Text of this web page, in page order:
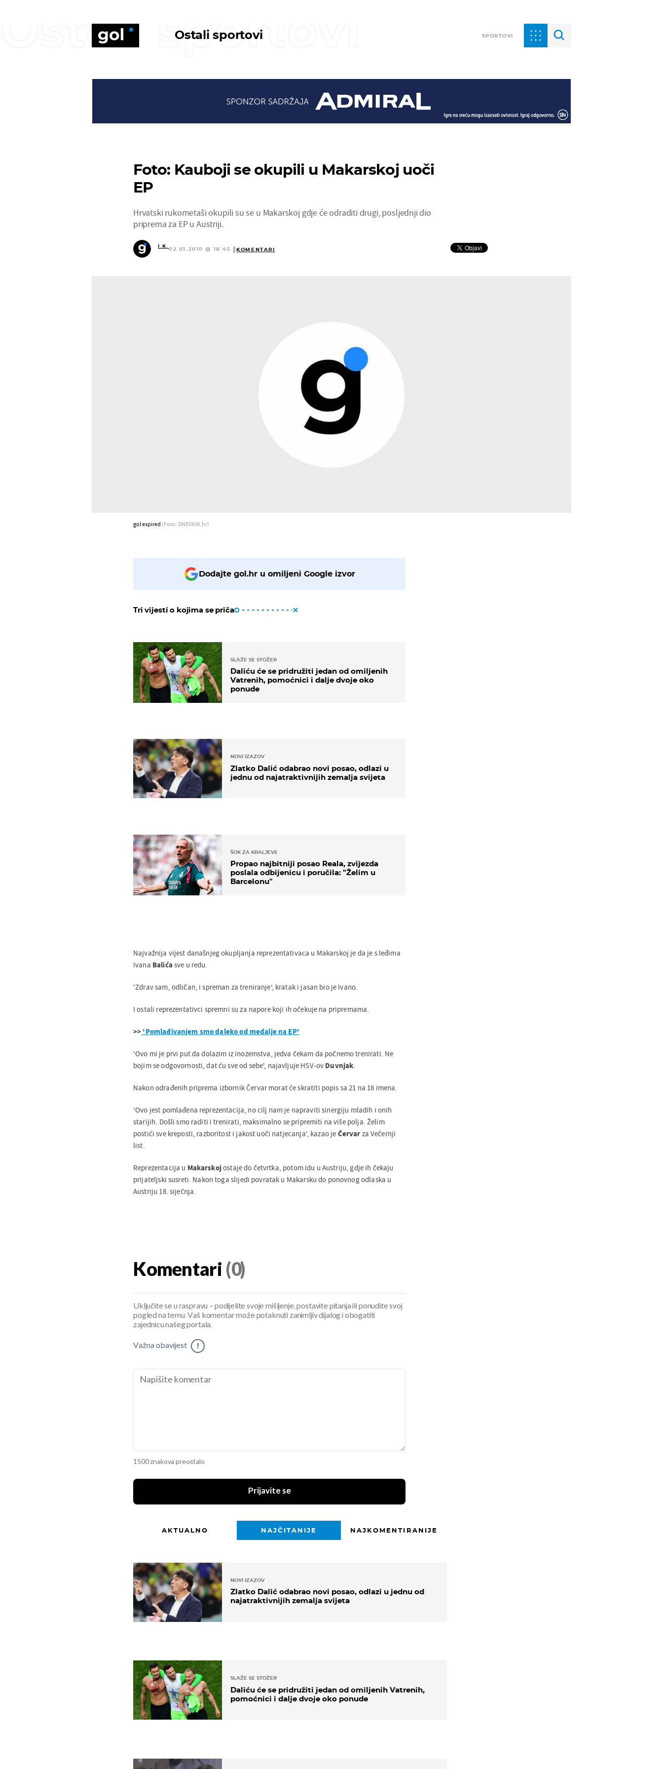
Ostali sportovi SPORTOVI
Ostali sportovi
Foto: Kauboji se okupili u Makarskoj uoči
EP
Hrvatski rukometaši okupili su se u Makarskoj gdje će odraditi drugi, posljednji dio
priprema za EP u Austriji.
I.K.
02.01.2010 @ 18:45 KOMENTARI
gol expired (Foto: DNEVNIK.hr)
Dodajte gol.hr u omiljeni Google izvor
Tri vijesti o kojima se priča
SLAŽE SE STOŽER
Daliću će se pridružiti jedan od omiljenih
Vatrenih, pomoćnici i dalje dvoje oko
ponude
NOVI IZAZOV
Zlatko Dalić odabrao novi posao, odlazi u
jednu od najatraktivnijih zemalja svijeta
ŠOK ZA KRALJEVE
Propao najbitniji posao Reala, zvijezda
poslala odbijenicu i poručila: "Želim u
Barcelonu"
Najvažnija vijest današnjeg okupljanja reprezentativaca u Makarskoj je da je s leđima
Ivana Balića sve u redu.
'Zdrav sam, odličan, i spreman za treniranje', kratak i jasan bio je Ivano.
I ostali reprezentativci spremni su za napore koji ih očekuje na pripremama.
>> 'Pomlađivanjem smo daleko od medalje na EP'
'Ovo mi je prvi put da dolazim iz inozemstva, jedva čekam da počnemo trenirati. Ne
bojim se odgovornosti, dat ću sve od sebe', najavljuje HSV-ov Duvnjak.
Nakon odrađenih priprema izbornik Červar morat će skratiti popis sa 21 na 18 imena.
'Ovo jest pomlađena reprezentacija, no cilj nam je napraviti sinergiju mladih i onih
starijih. Došli smo raditi i trenirati, maksimalno se pripremiti na više polja. Želim
postići sve kreposti, razboritost i jakost uoči natjecanja', kazao je Červar za Večernji
list.
Reprezentacija u Makarskojostaje do četvrtka, potom idu u Austriju, gdje ih čekaju
prijateljski susreti. Nakon toga slijedi povratak u Makarsku do ponovnog odlaska u
Austriju 18. siječnja.
Komentari (0)
Uključite se u raspravu – podijelite svoje mišljenje, postavite pitanja ili ponudite svoj
pogled na temu. Vaš komentar može potaknuti zanimljiv dijalog i obogatiti
zajednicu našeg portala.
Važna obavijest !
1500 znakova preostalo
Prijavite se
AKTUALNO NAJČITANIJE NAJKOMENTIRANIJE
NOVI IZAZOV
Zlatko Dalić odabrao novi posao, odlazi u jednu od
najatraktivnijih zemalja svijeta
SLAŽE SE STOŽER
Daliću će se pridružiti jedan od omiljenih Vatrenih,
pomoćnici i dalje dvoje oko ponude